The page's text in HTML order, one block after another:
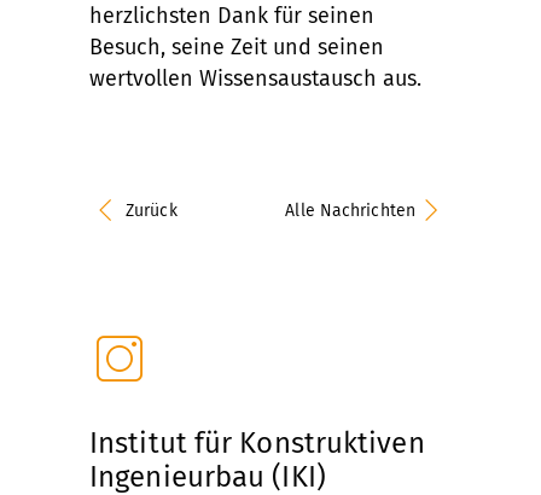
herzlichsten Dank für seinen
Besuch, seine Zeit und seinen
wertvollen Wissensaustausch aus.
Zurück Alle Nachrichten
Institut für Konstruktiven
Ingenieurbau (IKI)